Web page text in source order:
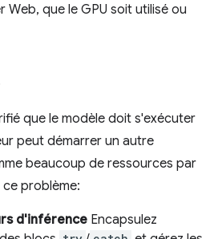
que le GPU soit utilisé ou
que le modèle doit s'exécuter
peut démarrer un autre
beaucoup de ressources par
problème:
d'inférence Encapsulez